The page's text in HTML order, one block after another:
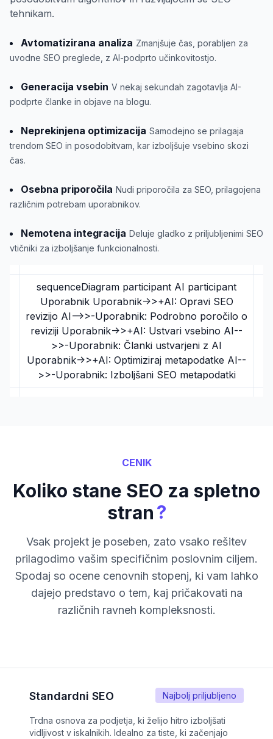
sequenceDiagram participant AI participant
Uporabnik Uporabnik->>+AI: Opravi SEO
revizijo AI-->>-Uporabnik: Podrobno poročilo o
reviziji Uporabnik->>+AI: Ustvari vsebino AI--
>>-Uporabnik: Članki ustvarjeni z AI
Uporabnik->>+AI: Optimiziraj metapodatke AI--
>>-Uporabnik: Izboljšani SEO metapodatki
tehnikam.
Avtomatizirana analiza Zmanjšuje čas, porabljen za
uvodne SEO preglede, z AI-podprto učinkovitostjo.
Generacija vsebin V nekaj sekundah zagotavlja AI-
podprte članke in objave na blogu.
Neprekinjena optimizacija Samodejno se prilagaja
trendom SEO in posodobitvam, kar izboljšuje vsebino skozi
čas.
Osebna priporočila Nudi priporočila za SEO, prilagojena
različnim potrebam uporabnikov.
Nemotena integracija Deluje gladko z priljubljenimi SEO
vtičniki za izboljšanje funkcionalnosti.
CENIK
Koliko stane SEO za spletno
stran?
Vsak projekt je poseben, zato vsako rešitev
prilagodimo vašim specifičnim poslovnim ciljem.
Spodaj so ocene cenovnih stopenj, ki vam lahko
dajejo predstavo o tem, kaj pričakovati na
različnih ravneh kompleksnosti.
Najbolj priljubljeno
Standardni SEO
Trdna osnova za podjetja, ki želijo hitro izboljšati
vidljivost v iskalnikih. Idealno za tiste, ki začenjajo